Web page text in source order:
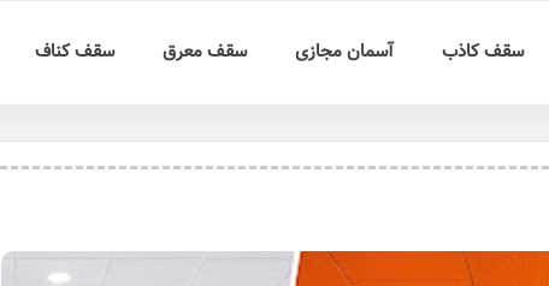
سقف کاذب آسمان مجازی سقف معرق سقف کناف